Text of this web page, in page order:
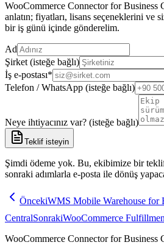
WooCommerce Connector for Business
anlatın; fiyatları, lisans seçeneklerini ve
bir iş günü içinde gönderelim.
Ad
Şirket (isteğe bağlı)
İş e-postası*
Telefon / WhatsApp (isteğe bağlı)
Neye ihtiyacınız var? (isteğe bağlı)
Teklif isteyin
Şimdi ödeme yok. Bu, ekibimize bir
sonraki adımlarla e-posta ile dönüş
ÖncekiWMS Mobile Warehouse for
CentralSonrakiWooCommerce
WooCommerce Connector for Business